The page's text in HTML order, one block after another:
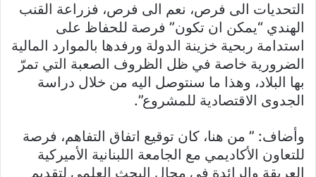
التحديات الى فرص، نعم الى فرص، فزراعة القنب
الهندي “يمكن ان تكون” فرصة للحفاظ على
استدامة ربحية خزينة الدولة ورفدها بالموارد المالية
الضرورية خاصة في ظل الظروف الصعبة التي تمرّ
بها البلاد، وهذا ما سنتوصل اليه من خلال دراسة
الجدوى الاقتصادية للمشروع”.
وأضاف: ” من هنا، كان توقيع اتفاق التفاهم، فرصة
للتعاون الأكاديمي مع الجامعة اللبنانية الأميركية
العريقة والرائدة في مجال البحث العلمي لتقديم